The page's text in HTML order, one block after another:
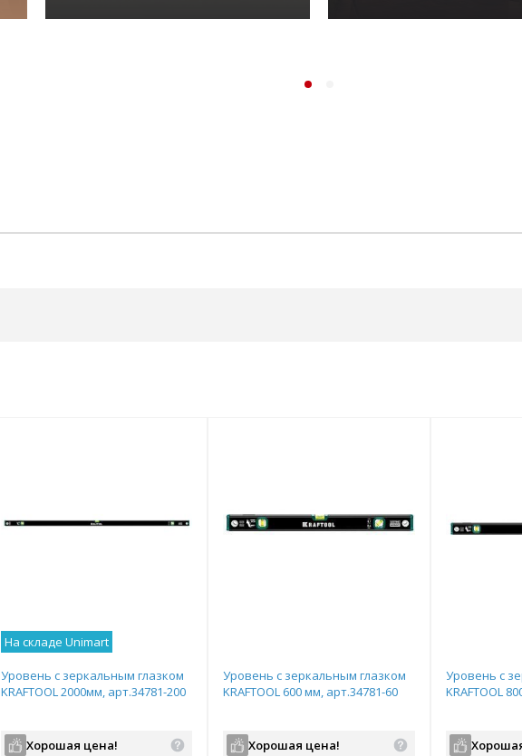
На складе Unimart
Уровень с зеркальным глазком
KRAFTOOL 2000мм, арт.34781-200
Хорошая цена!
Уровень с зеркальным глазком
KRAFTOOL 600 мм, арт.34781-60
Хорошая цена!
Уровень с
KRAFTOOL